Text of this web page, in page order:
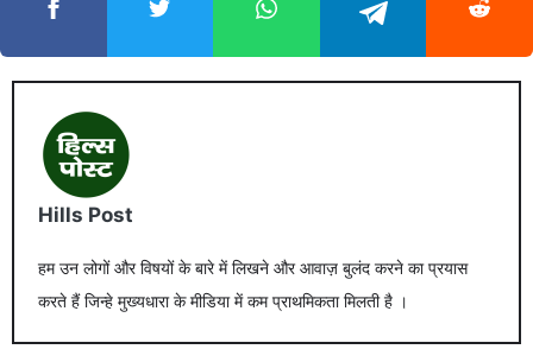
Hills Post
हम उन लोगों और विषयों के बारे में लिखने और आवाज़ बुलंद करने का प्रयास
करते हैं जिन्हे मुख्यधारा के मीडिया में कम प्राथमिकता मिलती है ।